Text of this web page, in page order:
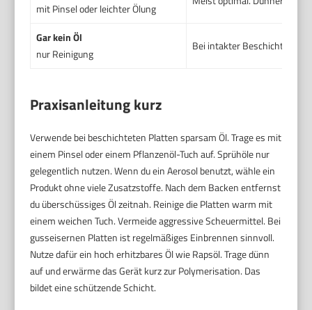
mit Pinsel oder leichter Ölung
Gar kein Öl
nur Reinigung
Bei intakter Beschichtung
Praxisanleitung kurz
Verwende bei beschichteten Platten sparsam Öl. Trage es mit
einem Pinsel oder einem Pflanzenöl-Tuch auf. Sprühöle nur
gelegentlich nutzen. Wenn du ein Aerosol benutzt, wähle ein
Produkt ohne viele Zusatzstoffe. Nach dem Backen entfernst
du überschüssiges Öl zeitnah. Reinige die Platten warm mit
einem weichen Tuch. Vermeide aggressive Scheuermittel. Bei
gusseisernen Platten ist regelmäßiges Einbrennen sinnvoll.
Nutze dafür ein hoch erhitzbares Öl wie Rapsöl. Trage dünn
auf und erwärme das Gerät kurz zur Polymerisation. Das
bildet eine schützende Schicht.